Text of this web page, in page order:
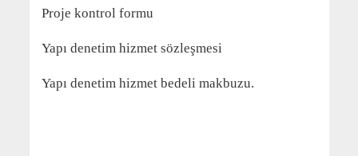
Proje kontrol formu
Yapı denetim hizmet sözleşmesi
Yapı denetim hizmet bedeli makbuzu.